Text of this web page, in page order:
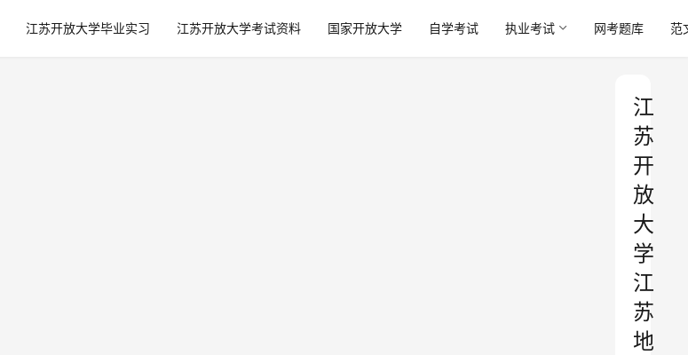
江苏开放大学毕业实习 江苏开放大学考试资料 国家开放大学 自学考试 执业考试 网考题库 范
江
苏
开
放
大
学
江
苏
地